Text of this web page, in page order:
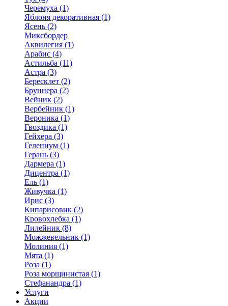
Черемуха (1)
Яблоня декоративная (1)
Ясень (2)
Миксбордер
Аквилегия (1)
Арабис (4)
Астильба (11)
Астра (3)
Бересклет (2)
Бруннера (2)
Вейник (2)
Вербейник (1)
Вероника (1)
Гвоздика (1)
Гейхера (3)
Гелениум (1)
Герань (3)
Дармера (1)
Дицентра (1)
Ель (1)
Живучка (1)
Ирис (3)
Кипарисовик (2)
Кровохлебка (1)
Лилейник (8)
Можжевельник (1)
Молиния (1)
Мята (1)
Роза (1)
Роза морщинистая (1)
Стефанандра (1)
Услуги
Акции